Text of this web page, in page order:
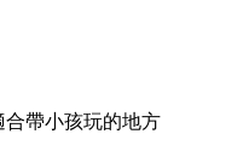
合帶小孩玩的地方